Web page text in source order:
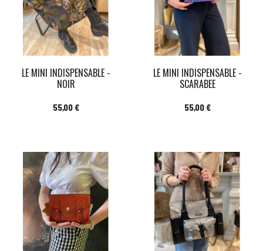
LE MINI INDISPENSABLE -
NOIR
Prix
55,00 €
LE MINI INDISPENSABLE -
SCARABEE
Prix
55,00 €